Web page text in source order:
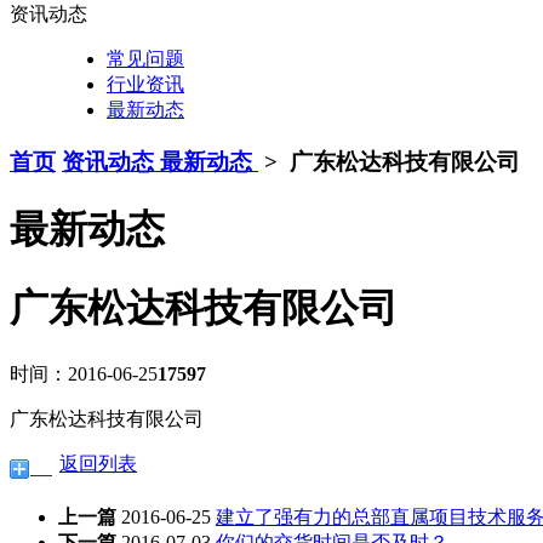
资讯动态
常见问题
行业资讯
最新动态
首页 资讯动态 最新动态 > 广东松达科技有限公司
最新动态
广东松达科技有限公司
时间：2016-06-2517597
广东松达科技有限公司
返回列表
上一篇 2016-06-25 建立了强有力的总部直属项目技术服